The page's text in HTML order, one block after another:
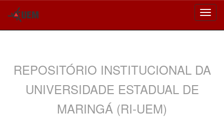
REPOSITÓRIO INSTITUCIONAL DA
UNIVERSIDADE ESTADUAL DE
MARINGÁ (RI-UEM)